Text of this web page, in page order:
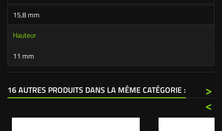
15,8 mm
Hauteur
11 mm
16 AUTRES PRODUITS DANS LA MÊME CATÉGORIE :
>
<